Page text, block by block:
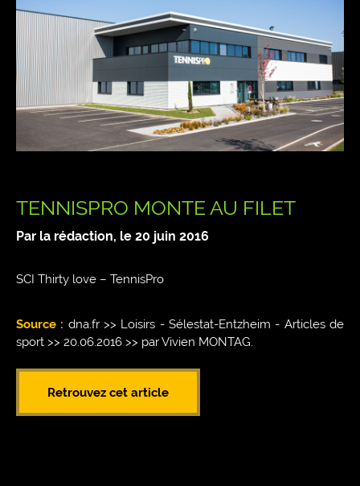
TENNISPRO MONTE AU FILET
Par la rédaction, le 20 juin 2016
SCI Thirty love – TennisPro
Source : dna.fr >> Loisirs - Sélestat-Entzheim - Articles de
sport >> 20.06.2016 >> par Vivien MONTAG.
Retrouvez cet article